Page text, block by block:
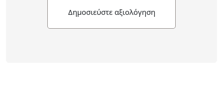
Δημοσιεύστε αξιολόγηση